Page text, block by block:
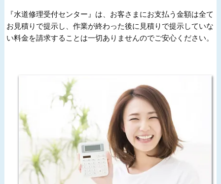
『水道修理受付センター』は、お客さまにお支払う金額は全て
お見積りで提示し、作業が終わった後に見積りで提示していな
い料金を請求することは一切ありませんのでご安心ください。